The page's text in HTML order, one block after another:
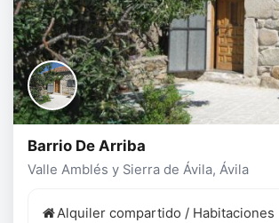
Barrio De Arriba
Valle Amblés y Sierra de Ávila, Ávila
Alquiler compartido / Habitaciones